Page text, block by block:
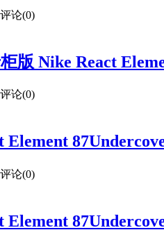
评论(0)
版 Nike React
评论(0)
Element
评论(0)
Element